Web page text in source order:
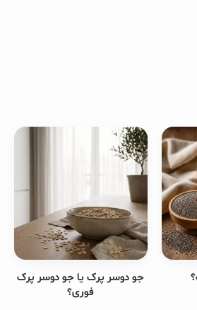
جو دوسر پرک یا جو دوسر پرک
فوری؟